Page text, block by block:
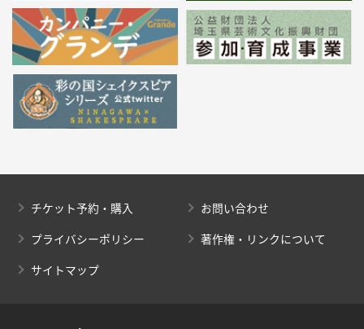
チケット予約・購入
お問い合わせ
プライバシーポリシー
著作権・リンクについて
サイトマップ